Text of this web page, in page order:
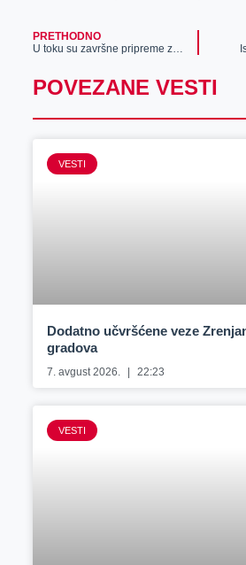
PRETHODNO
U toku su završne pripreme za skup „Srbija jedna porodica“
POVEZANE VESTI
VESTI
Dodatno učvršćene veze
gradova
7. avgust 2026. 22:23
VESTI